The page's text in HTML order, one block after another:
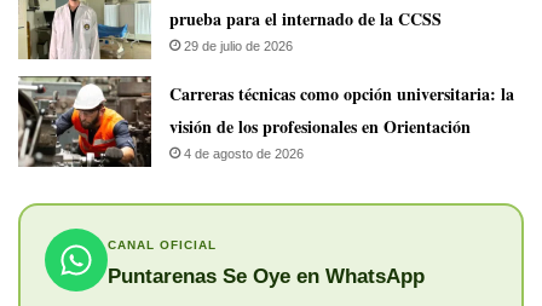
prueba para el internado de la CCSS
29 de julio de 2026
Carreras técnicas como opción universitaria: la
visión de los profesionales en Orientación
4 de agosto de 2026
CANAL OFICIAL
Puntarenas Se Oye en WhatsApp